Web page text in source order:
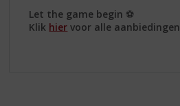
Let the game begin ⚽
Klik hier voor alle aanbiedingen